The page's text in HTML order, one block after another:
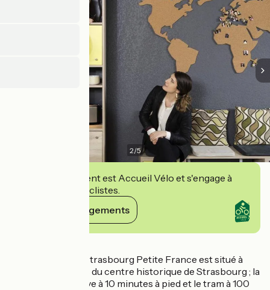
2/5
Cet établissement est Accueil Vélo et s'engage à
accueillir des cyclistes.
Voir ses engagements
L'Adagio Access Strasbourg Petite France est situé à
environ 5 minutes du centre historique de Strasbourg ; la
Gare TGV se trouve à 10 minutes à pied et le tram à 100